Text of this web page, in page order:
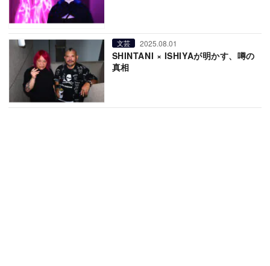
文芸 2025.08.01
SHINTANI × ISHIYAが明かす、噂の
真相